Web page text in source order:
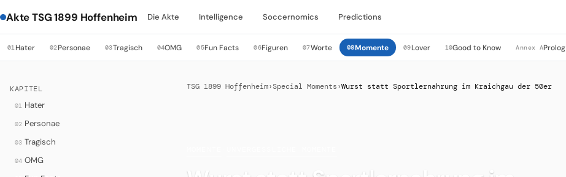
Akte TSG 1899 Hoffenheim Die Akte Intelligence Soccernomics Predictions
01Hater 02Personae 03Tragisch 04OMG 05Fun Facts 06Figuren 07Worte 08Momente 09Lover 10Good to Know Annex AProlog
KAPITEL
01 Hater
02 Personae
03 Tragisch
04 OMG
TSG 1899 Hoffenheim› Special Moments ›Wurst statt Sportlernahrung im Kraichgau der 50er